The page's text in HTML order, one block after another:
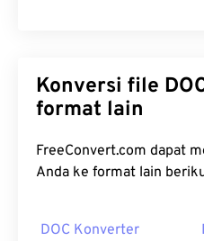
Konversi file DOC Anda ke
format lain
FreeConvert.com dapat
Anda ke format lain
DOC Konverter